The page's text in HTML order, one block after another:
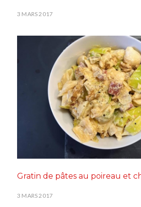
3 MARS 2017
Gratin de pâtes au poireau et
3 MARS 2017